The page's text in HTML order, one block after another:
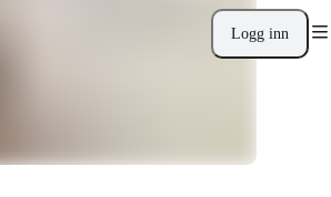
Logg inn